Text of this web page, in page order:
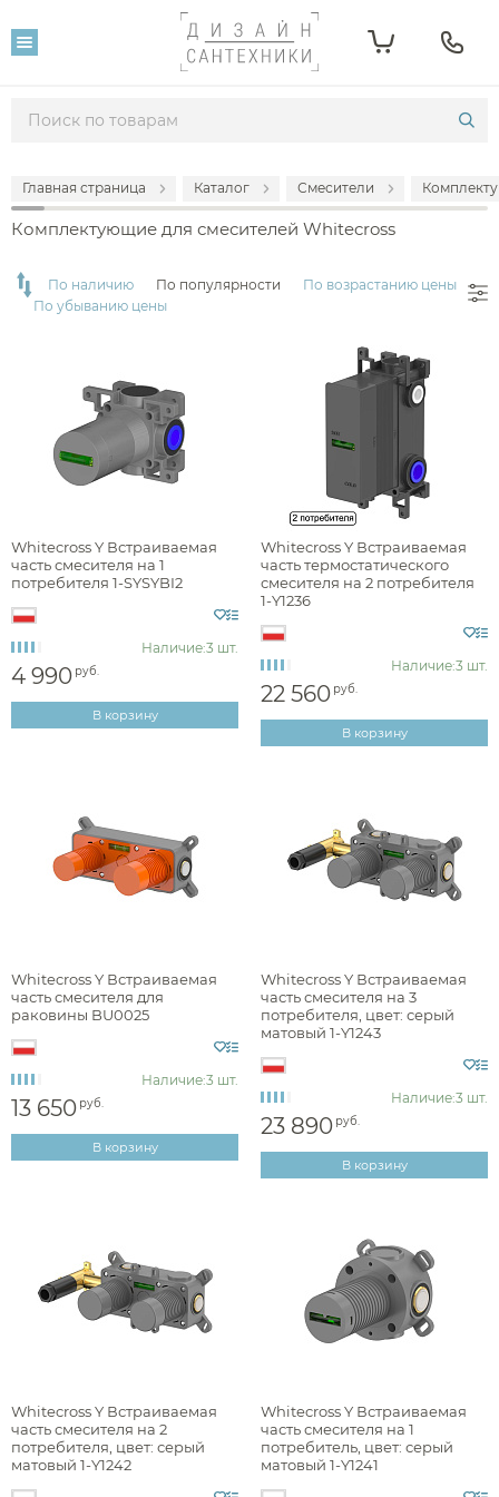
Держатели туалетной бумаги
Главная страница Каталог Смесители
Комплектующие для смесителей Whitecross
Фильтр
4 990 23 890
Whitecross
есть в наличии
Цвет
матовая
Раздел каталога
Монтаж
Материал
По наличию По популярности
По возрастанию цены
По убыванию цены
Whitecross Y Встраиваемая
часть смесителя на 1
потребителя 1-SYSYBI2
Наличие:3 шт.
4 990 руб.
В корзину
Whitecross Y Встраиваемая
часть термостатического
смесителя на 2 потребителя
1-Y1236
Наличие:3 шт.
22 560 руб.
В корзину
Whitecross Y Встраиваемая
часть смесителя для
раковины BU0025
Наличие:3 шт.
13 650 руб.
В корзину
Whitecross Y Встраиваемая
часть смесителя на 3
потребителя, цвет: серый
матовый 1-Y1243
Наличие:3 шт.
23 890 руб.
В корзину
Whitecross Y Встраиваемая
часть смесителя на 2
потребителя, цвет: серый
матовый 1-Y1242
Whitecross Y Встраиваемая
часть смесителя на 1
потребитель, цвет: серый
матовый 1-Y1241